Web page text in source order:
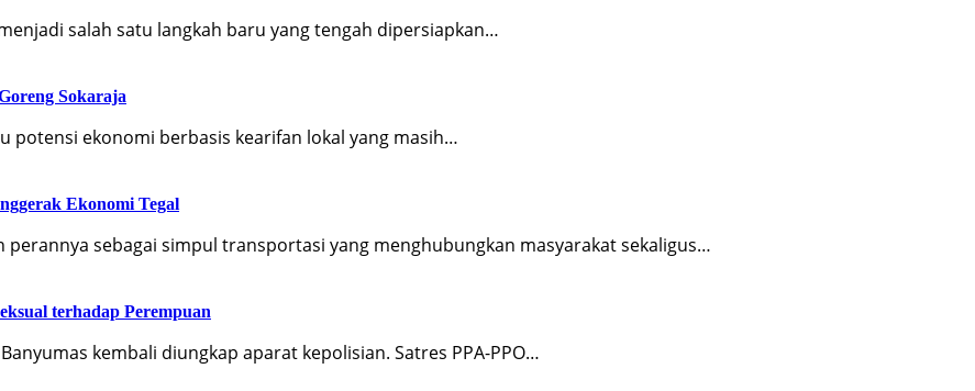
salah satu langkah baru yang tengah dipersiapkan…
Sokaraja
potensi ekonomi berbasis kearifan lokal yang masih…
Ekonomi Tegal
perannya sebagai simpul transportasi yang menghubungkan masyarakat sekaligus…
terhadap Perempuan
kembali diungkap aparat kepolisian. Satres PPA-PPO…